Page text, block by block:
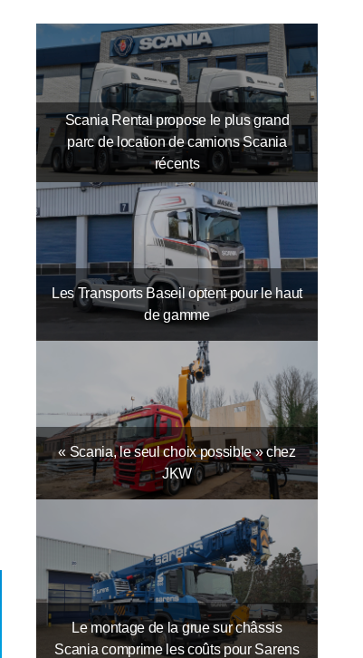
Scania Rental propose le plus grand
parc de location de camions Scania
récents
Les Transports Baseil optent pour le haut
de gamme
« Scania, le seul choix possible » chez
JKW
Le montage de la grue sur châssis
Scania comprime les coûts pour Sarens